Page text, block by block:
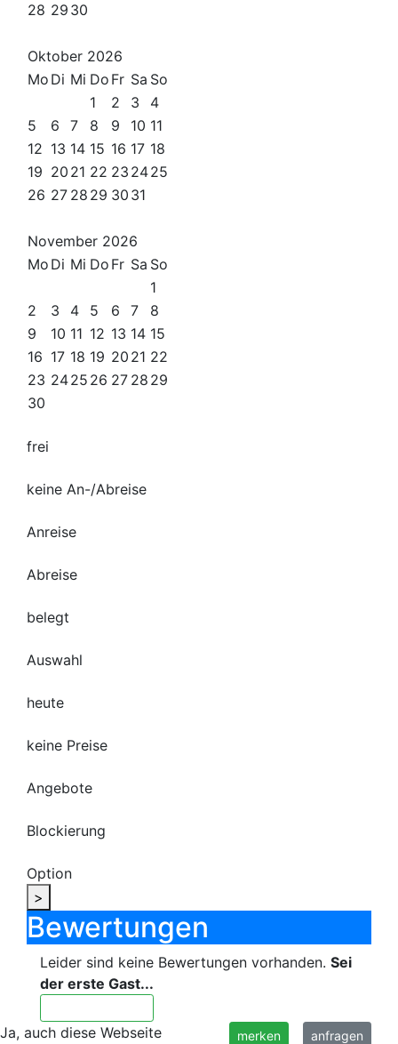
28 29 30
Oktober 2026
Mo Di Mi Do Fr Sa So
1
2 3
4
5
6 7 8 9 10 11
12 13 14 15 16 17 18
19 20 21 22 23 2425
26 27 28 29 30 31
November 2026
Mo Di Mi Do Fr Sa So
1
2
3 4 5 6 7
8
9
10 11 12 13 14 15
16 17 18 19 20 21 22
23 2425 26 27 28 29
30
frei
keine An-/Abreise
Anreise
Abreise
belegt
Auswahl
heute
keine Preise
Angebote
Blockierung
Option
>
Bewertungen
Leider sind keine Bewertungen vorhanden. Sei
der erste Gast...
anfragen
merken
Ja, auch diese Webseite